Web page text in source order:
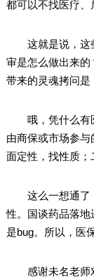
都可以不找医疗、
这就是说，这些
审是怎么做出来
带来的灵魂拷问是
哦，凭什么有医
由商保或市场参
面定性，找性质；
这么一想通了，
性。国谈药品落
是bug。所以，医
感谢未名老师